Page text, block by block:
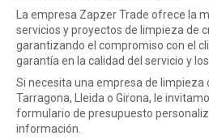
La empresa Zapzer Trade ofrece la
servicios y proyectos de limpieza de
garantizando el compromiso con el
garantía en la calidad del servicio y
Si necesita una empresa de limpieza
Tarragona, Lleida o Girona, le
formulario de presupuesto
información.